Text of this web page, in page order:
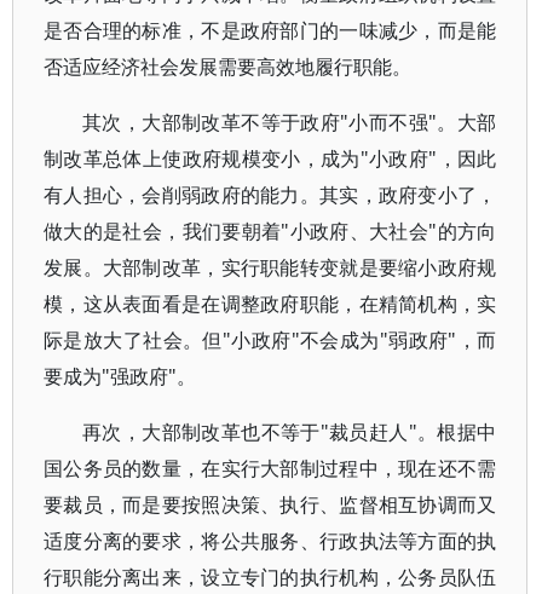
是否合理的标准，不是政府部门的一味减少，而是能
否适应经济社会发展需要高效地履行职能。
其次，大部制改革不等于政府"小而不强"。大部
制改革总体上使政府规模变小，成为"小政府"，因此
有人担心，会削弱政府的能力。其实，政府变小了，
做大的是社会，我们要朝着"小政府、大社会"的方向
发展。大部制改革，实行职能转变就是要缩小政府规
模，这从表面看是在调整政府职能，在精简机构，实
际是放大了社会。但"小政府"不会成为"弱政府"，而
要成为"强政府"。
再次，大部制改革也不等于"裁员赶人"。根据中
国公务员的数量，在实行大部制过程中，现在还不需
要裁员，而是要按照决策、执行、监督相互协调而又
适度分离的要求，将公共服务、行政执法等方面的执
行职能分离出来，设立专门的执行机构，公务员队伍